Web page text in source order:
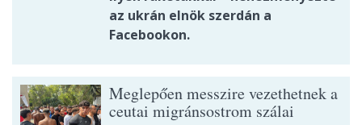
az ukrán elnök szerdán a
Facebookon.
Meglepően messzire vezethetnek a
ceutai migránsostrom szálai